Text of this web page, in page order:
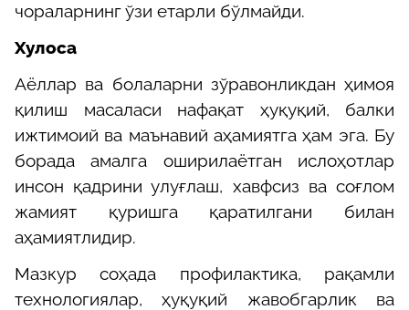
чораларнинг ўзи етарли бўлмайди.
Хулоса
Аёллар ва болаларни зўравонликдан ҳимоя
қилиш масаласи нафақат ҳуқуқий, балки
ижтимоий ва маънавий аҳамиятга ҳам эга. Бу
борада амалга оширилаётган ислоҳотлар
инсон қадрини улуғлаш, хавфсиз ва соғлом
жамият қуришга қаратилгани билан
аҳамиятлидир.
Мазкур соҳада профилактика, рақамли
технологиялар, ҳуқуқий жавобгарлик ва